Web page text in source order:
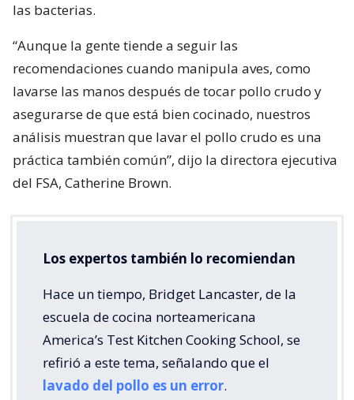
las bacterias.
“Aunque la gente tiende a seguir las
recomendaciones cuando manipula aves, como
lavarse las manos después de tocar pollo crudo y
asegurarse de que está bien cocinado, nuestros
análisis muestran que lavar el pollo crudo es una
práctica también común”, dijo la directora ejecutiva
del FSA, Catherine Brown.
Los expertos también lo recomiendan
Hace un tiempo, Bridget Lancaster, de la
escuela de cocina norteamericana
America’s Test Kitchen Cooking School, se
refirió a este tema, señalando que el
lavado del pollo es un error.